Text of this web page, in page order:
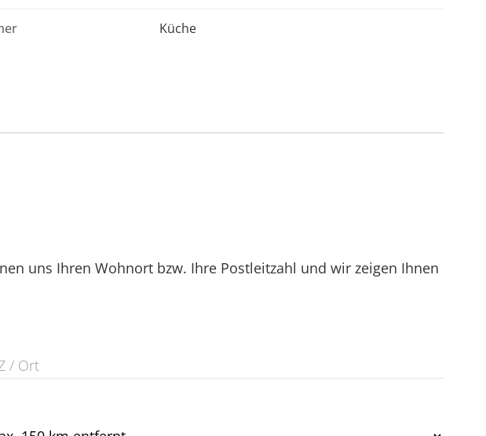
Küche
uns Ihren Wohnort bzw. Ihre Postleitzahl und wir zeigen Ihnen